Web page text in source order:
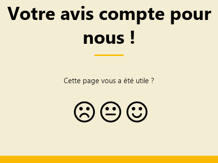
Votre avis compte pour
nous !
Cette page vous a été utile ?